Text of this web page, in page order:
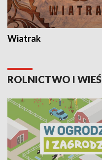
Wiatrak
ROLNICTWO I WIEŚ